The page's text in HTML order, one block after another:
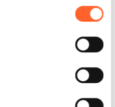
on jo muokannut
– jopa kuntosalin.